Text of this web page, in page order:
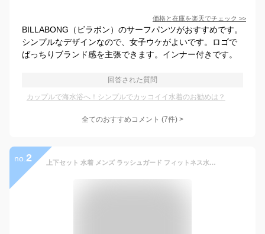
価格と在庫を楽天でチェック >>
BILLABONG（ビラボン）のサーフパンツがおすすめです。
シンプルなデザインなので、女子ウケがよいです。ロゴで
ばっちりブランド感を主張できます。インナー付きです。
回答された質問
カップルで海水浴へ！シンプルでカッコイイ水着のお勧めは？
全てのおすすめコメント (7件) >
no. 2 上下セット 水着 メンズ ラッシュガード フィットネス水着 セパレート フィットネス 半袖 水陸両用 サーフパンツ UVカット セット 体型カバー 男性 おしゃれ 大きいサイズ UV スポーツ フィットネスウェア ビーチ 海水パンツ 大人 M L XL 2XL 3XL 4XL